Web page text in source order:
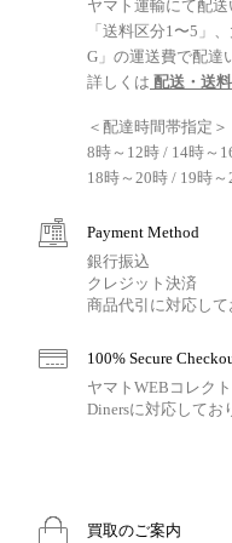
ヤマト運輸にて配送
「送料区分1〜5」
G」の運送費で配達
詳しくは 配送・送
＜配達時間帯指定＞
8時～12時 / 14時～
18時～20時 / 19時～
Payment Method
銀行振込
クレジット決済
商品代引に対応して
100% Secure
ヤマトWEBコレク
Dinersに対応してお
買取のご案内